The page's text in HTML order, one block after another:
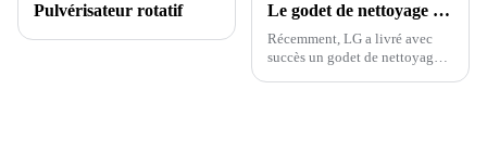
Pulvérisateur rotatif Le godet de nettoyage pour excavatrice LG brille sur le marché européen grâce à des services de personnalisation sur mesure
Récemment, LG a livré avec
succès un godet de nettoyage